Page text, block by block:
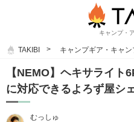
キャンプ・
TAKIBI キャンプギア・キャン
【NEMO】ヘキサライト
に対応できるよろず屋シ
むっしゅ